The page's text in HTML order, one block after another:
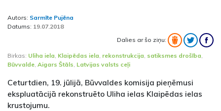
Autors: Sarmīte Pujēna
Datums: 19.07.2018
Dalies ar šo ziņu:
Birkas: Uliha iela, Klaipēdas iela, rekonstrukcija, satiksmes drošība,
Būvvalde, Aigars Štāls, Latvijas valsts ceļi
Ceturtdien, 19. jūlijā, Būvvaldes komisija pieņēmusi
ekspluatācijā rekonstruēto Uliha ielas Klaipēdas ielas
krustojumu.